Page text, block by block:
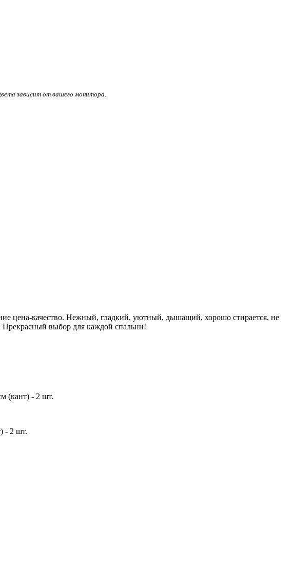
зависит от вашего монитора.
цена-качество. Нежный, гладкий, уютный, дышащий, хорошо стирается, не
Прекрасный выбор для каждой спальни!
(кант) - 2 шт.
- 2 шт.